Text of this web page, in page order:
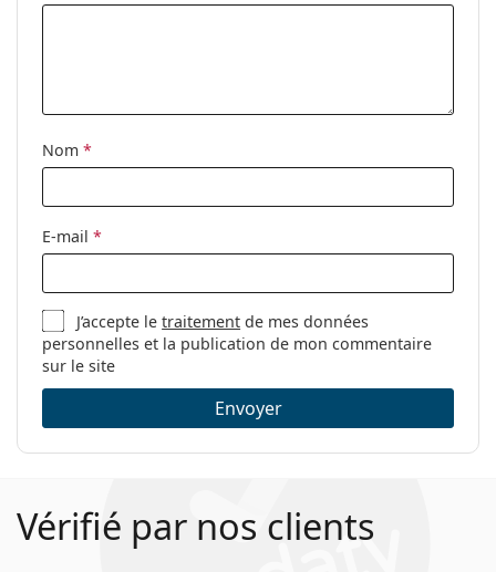
Nom *
E-mail *
J’accepte letraitement de mes données
personnelles et la publication de mon commentaire
sur le site
Envoyer
Vérifié par nos clients